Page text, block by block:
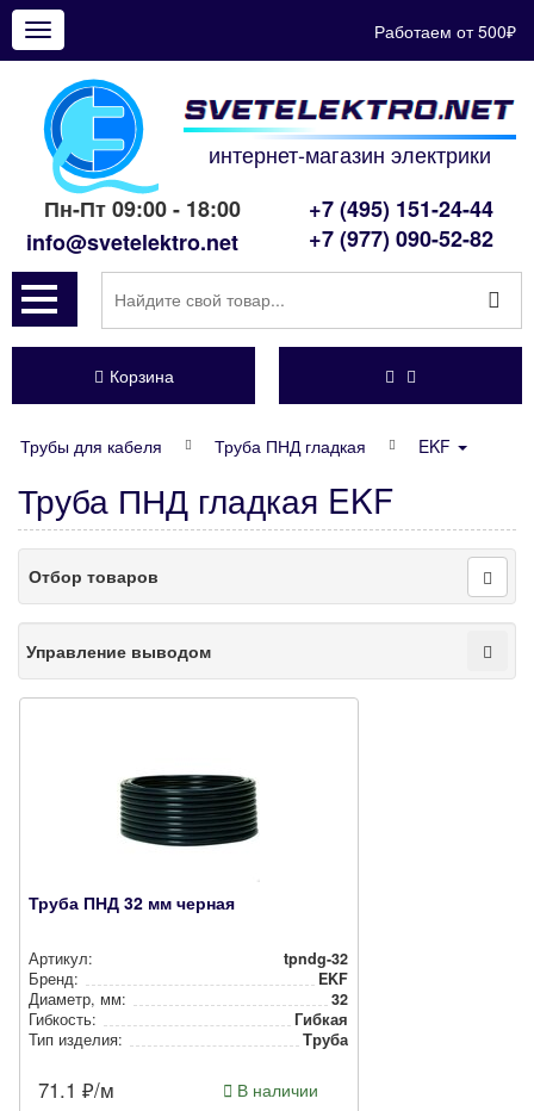
Показать
меню
Работаем от 500₽
интернет-магазин электрики
Пн-Пт 09:00 - 18:00
info@svetelektro.net
+7 (495) 151-24-44
+7 (977) 090-52-82
Корзина
Трубы для кабеля Труба ПНД гладкая EKF
Труба ПНД гладкая EKF
Отбор товаров
Управление выводом
Труба ПНД 32 мм черная
Артикул:
tpndg-32
Бренд:
EKF
Диаметр, мм:
32
Гибкость:
Гибкая
Тип изделия:
Труба
71.1 ₽/м В наличии